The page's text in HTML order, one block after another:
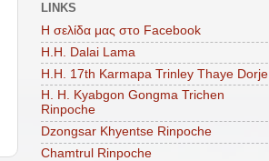
LINKS
Η σελίδα μας στο Facebook
Η.Η. Dalai Lama
H.H. 17th Karmapa Trinley Thaye Dorje
H. H. Kyabgon Gongma Trichen
Rinpoche
Dzongsar Khyentse Rinpoche
Chamtrul Rinpoche